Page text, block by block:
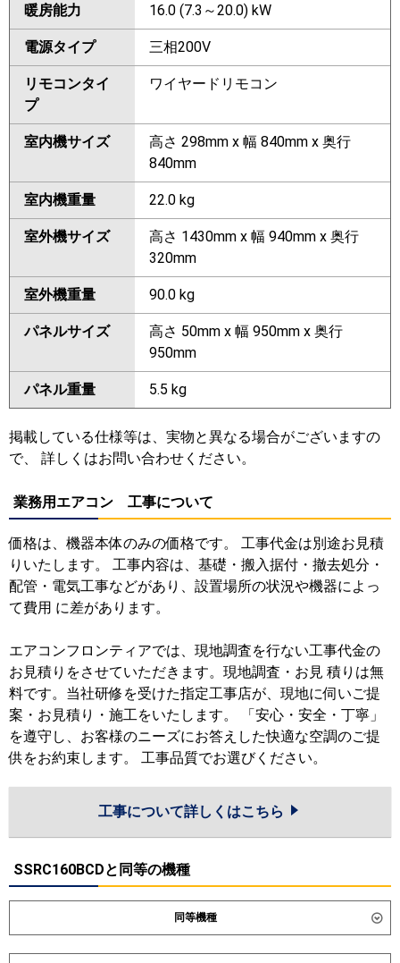
暖房能力 16.0 (7.3～20.0) kW
電源タイプ 三相200V
リモコンタイ
プ
ワイヤードリモコン
室内機サイズ
高さ 298mm x 幅 840mm x 奥行
840mm
室内機重量 22.0 kg
室外機サイズ
高さ 1430mm x 幅 940mm x 奥行
320mm
室外機重量 90.0 kg
パネルサイズ
高さ 50mm x 幅 950mm x 奥行
950mm
パネル重量 5.5 kg
掲載している仕様等は、実物と異なる場合がございますの
で、 詳しくはお問い合わせください。
業務用エアコン 工事について
価格は、機器本体のみの価格です。 工事代金は別途お見積
りいたします。 工事内容は、基礎・搬入据付・撤去処分・
配管・電気工事などがあり、設置場所の状況や機器によっ
て費用 に差があります。
エアコンフロンティアでは、現地調査を行ない工事代金の
お見積りをさせていただきます。現地調査・お見 積りは無
料です。当社研修を受けた指定工事店が、現地に伺いご提
案・お見積り・施工をいたします。 「安心・安全・丁寧」
を遵守し、お客様のニーズにお答えした快適な空調のご提
供をお約束します。 工事品質でお選びください。
工事について詳しくはこちら
SSRC160BCDと同等の機種
同等機種
ダイキン SSRC160DD SSRC160DND